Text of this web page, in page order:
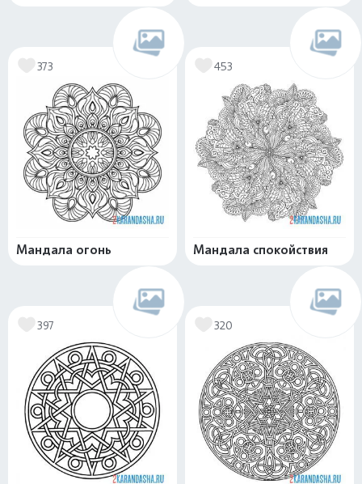
373
Мандала огонь
453
Мандала спокойствия
397 320